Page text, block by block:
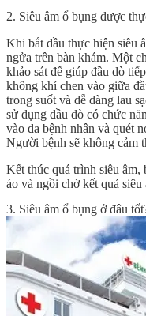
2. Siêu âm ổ bụng được
Khi bắt đầu thực hiện siêu
ngửa trên bàn khám. Một
khảo sát để giúp đầu dò
không khí chen vào giữa
trong suốt và dễ dàng lau
sử dụng đầu dò có chức
vào da bệnh nhân và quét
Người bệnh sẽ không cảm
Kết thúc quá trình siêu âm,
áo và ngồi chờ kết quả
3. Siêu âm ổ bụng ở đâu